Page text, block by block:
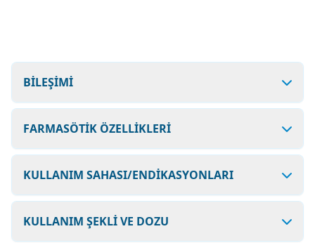
BİLEŞİMİ
FARMASÖTİK ÖZELLİKLERİ
KULLANIM SAHASI/ENDİKASYONLARI
KULLANIM ŞEKLİ VE DOZU